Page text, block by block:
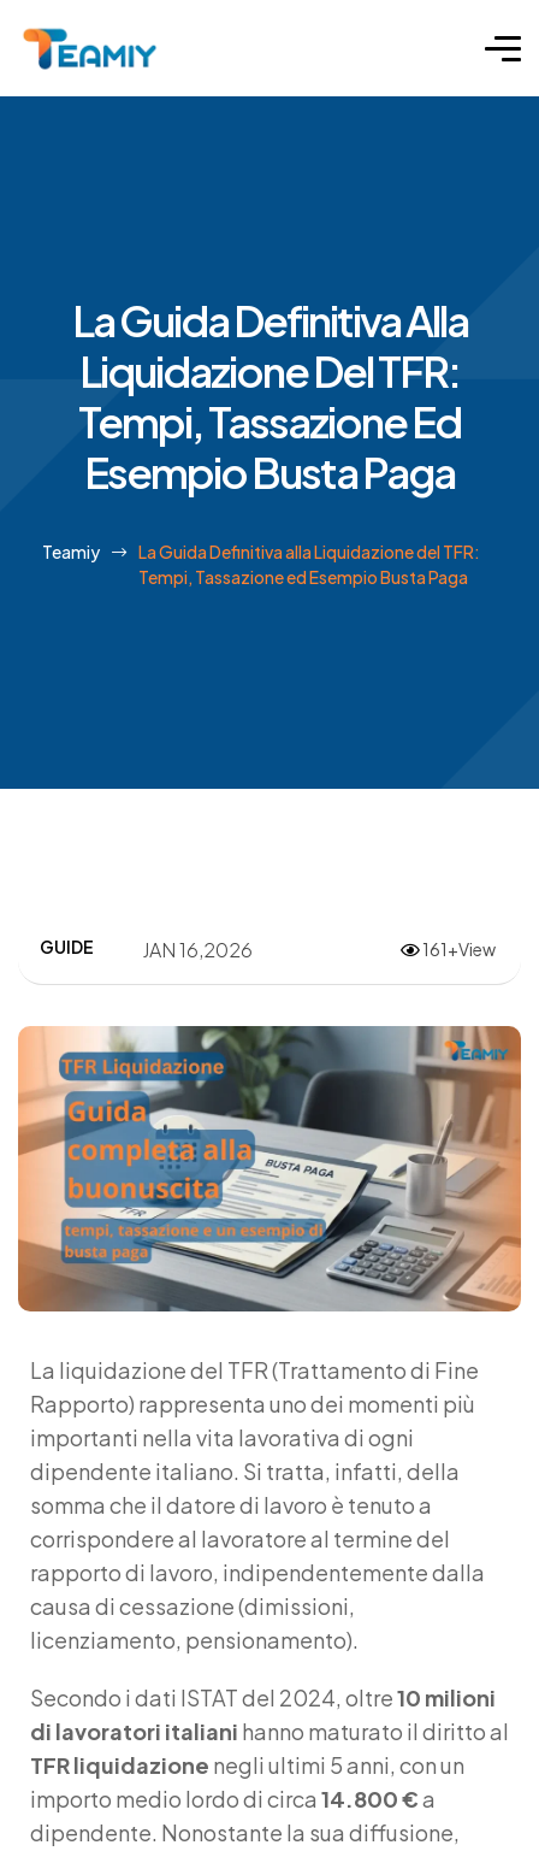
La Guida Definitiva Alla
Liquidazione Del TFR:
Tempi, Tassazione Ed
Esempio Busta Paga
Teamiy
La Guida Definitiva alla Liquidazione del TFR:
Tempi, Tassazione ed Esempio Busta Paga
GUIDE JAN 16,2026 161+View
La liquidazione del TFR(Trattamento di Fine
Rapporto) rappresenta uno dei momenti più
importanti nella vita lavorativa di ogni
dipendente italiano. Si tratta, infatti, della
somma che il datore di lavoro è tenuto a
corrispondere al lavoratore al termine del
rapporto di lavoro, indipendentemente dalla
causa di cessazione (dimissioni,
licenziamento, pensionamento).
Secondo i dati ISTAT del 2024, oltre10 milioni
di lavoratori italiani hanno maturato il diritto al
TFR liquidazione negli ultimi 5 anni, con un
importo medio lordo di circa 14.800 €a
dipendente. Nonostante la sua diffusione,